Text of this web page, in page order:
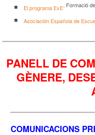
El programa ExE. Formació
Asociación Española de
PANELL DE
GÈNERE,
COMUNICACIONS